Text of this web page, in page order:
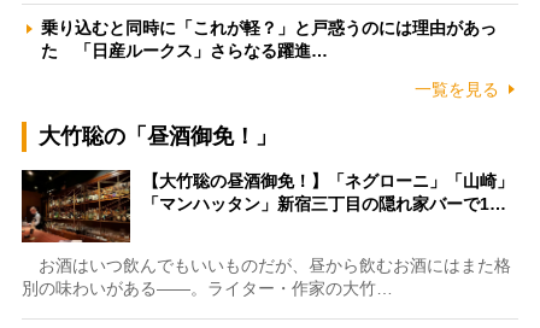
乗り込むと同時に「これが軽？」と戸惑うのには理由があっ
た 「日産ルークス」さらなる躍進…
一覧を見る
大竹聡の「昼酒御免！」
【大竹聡の昼酒御免！】「ネグローニ」「山崎」
「マンハッタン」新宿三丁目の隠れ家バーで1…
お酒はいつ飲んでもいいものだが、昼から飲むお酒にはまた格
別の味わいがある――。ライター・作家の大竹…